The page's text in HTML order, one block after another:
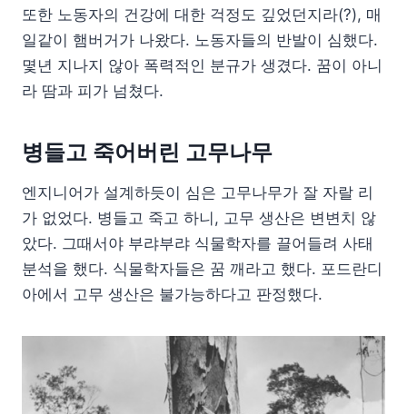
또한 노동자의 건강에 대한 걱정도 깊었던지라(?), 매
일같이 햄버거가 나왔다. 노동자들의 반발이 심했다.
몇년 지나지 않아 폭력적인 분규가 생겼다. 꿈이 아니
라 땀과 피가 넘쳤다.
병들고 죽어버린 고무나무
엔지니어가 설계하듯이 심은 고무나무가 잘 자랄 리
가 없었다. 병들고 죽고 하니, 고무 생산은 변변치 않
았다. 그때서야 부랴부랴 식물학자를 끌어들려 사태
분석을 했다. 식물학자들은 꿈 깨라고 했다. 포드란디
아에서 고무 생산은 불가능하다고 판정했다.